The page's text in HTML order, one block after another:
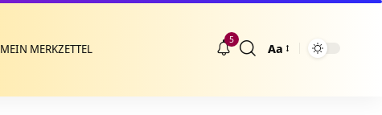
MEIN MERKZETTEL
5
Größenänderung
Aa